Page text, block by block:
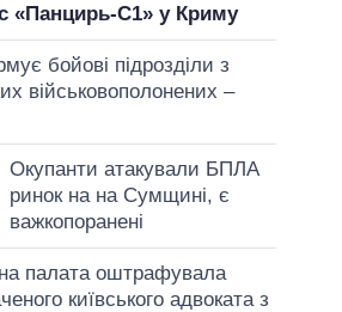
«Панцирь-С1» у Криму
бойові підрозділи з
військовополонених –
Окупанти атакували БПЛА
ринок на на Сумщині, є
важкопоранені
палата оштрафувала
київського адвоката з